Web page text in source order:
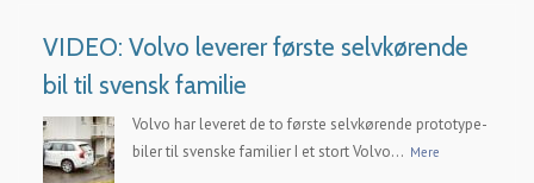
VIDEO: Volvo leverer første selvkørende
bil til svensk familie
Volvo har leveret de to første selvkørende prototype-
biler til svenske familier I et stort Volvo... Mere